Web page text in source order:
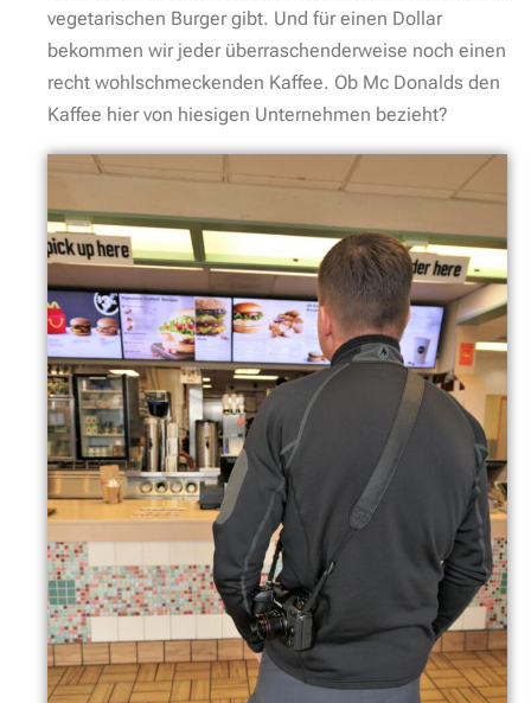
vegetarischen Burger gibt. Und für einen Dollar
bekommen wir jeder überraschenderweise noch einen
recht wohlschmeckenden Kaffee. Ob Mc Donalds den
Kaffee hier von hiesigen Unternehmen bezieht?